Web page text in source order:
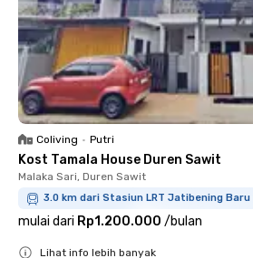
Coliving • Putri
Kost Tamala House Duren Sawit
Malaka Sari, Duren Sawit
3.0 km dari Stasiun LRT Jatibening Baru
mulai dari Rp1.200.000 /bulan
Lihat info lebih banyak